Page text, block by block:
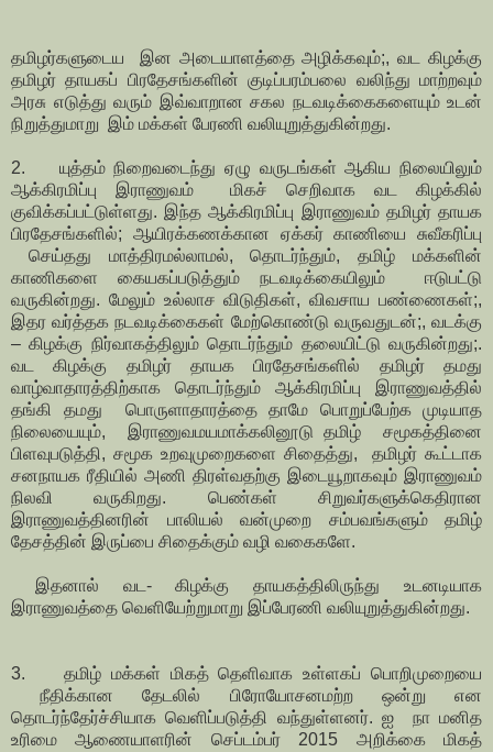
தமிழர்களுடைய இன அடையாளத்தை அழிக்கவும்;, வட கிழக்கு
தமிழர் தாயகப் பிரதேசங்களின் குடிப்பரம்பலை வலிந்து மாற்றவும்
அரசு எடுத்து வரும் இவ்வாறான சகல நடவடிக்கைகளையும் உடன்
நிறுத்துமாறு இம் மக்கள் பேரணி வலியுறுத்துகின்றது.
2. யுத்தம் நிறைவடைந்து ஏழு வருடங்கள் ஆகிய நிலையிலும்
ஆக்கிரமிப்பு இராணுவம் மிகச் செறிவாக வட கிழக்கில்
குவிக்கப்பட்டுள்ளது. இந்த ஆக்கிரமிப்பு இராணுவம் தமிழர் தாயக
பிரதேசங்களில்; ஆயிரக்கணக்கான ஏக்கர் காணியை சுவீகரிப்பு
செய்தது மாத்திரமல்லாமல், தொடர்ந்தும், தமிழ் மக்களின்
காணிகளை கையகப்படுத்தும் நடவடிக்கையிலும் ஈடுபட்டு
வருகின்றது. மேலும் உல்லாச விடுதிகள், விவசாய பண்ணைகள்;,
இதர வர்த்தக நடவடிக்கைகள் மேற்கொண்டு வருவதுடன்;, வடக்கு
– கிழக்கு நிர்வாகத்திலும் தொடர்ந்தும் தலையிட்டு வருகின்றது;.
வட கிழக்கு தமிழர் தாயக பிரதேசங்களில் தமிழர் தமது
வாழ்வாதாரத்திற்காக தொடர்ந்தும் ஆக்கிரமிப்பு இராணுவத்தில்
தங்கி தமது பொருளாதாரத்தை தாமே பொறுப்பேற்க முடியாத
நிலையையும், இராணுவமயமாக்கலினூடு தமிழ் சமூகத்தினை
பிளவுபடுத்தி, சமூக உறவுமுறைகளை சிதைத்து, தமிழர் கூட்டாக
சனநாயக ரீதியில் அணி திரள்வதற்கு இடையூறாகவும் இராணுவம்
நிலவி வருகிறது. பெண்கள் சிறுவர்களுக்கெதிரான
இராணுவத்தினரின் பாலியல் வன்முறை சம்பவங்களும் தமிழ்
தேசத்தின் இருப்பை சிதைக்கும் வழி வகைகளே.
இதனால் வட- கிழக்கு தாயகத்திலிருந்து உடனடியாக
இராணுவத்தை வெளியேற்றுமாறு இப்பேரணி வலியுறுத்துகின்றது.
3. தமிழ் மக்கள் மிகத் தெளிவாக உள்ளகப் பொறிமுறையை
நீதிக்கான தேடலில் பிரோயோசனமற்ற ஒன்று என
தொடர்ந்தேர்ச்சியாக வெளிப்படுத்தி வந்துள்ளனர். ஐ நா மனித
உரிமை ஆணையாளரின் செப்டம்பர் 2015 அறிக்கை மிகத்